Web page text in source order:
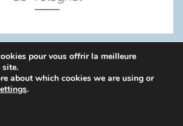
Donovan by ThemeZee.
pour vous offrir la meilleure
site.
about which cookies we are using or
.